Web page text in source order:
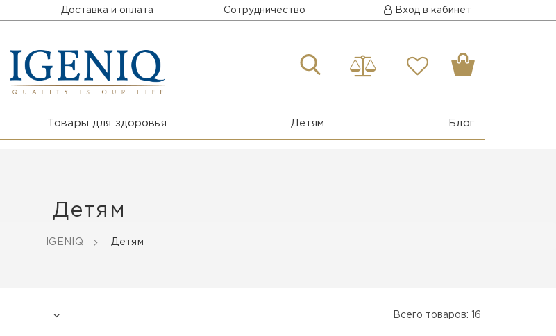
Доставка и оплата Сотрудничество Вход в кабинет
Товары для здоровья Детям Блог
Детям
IGENIQ Детям
Всего товаров: 16